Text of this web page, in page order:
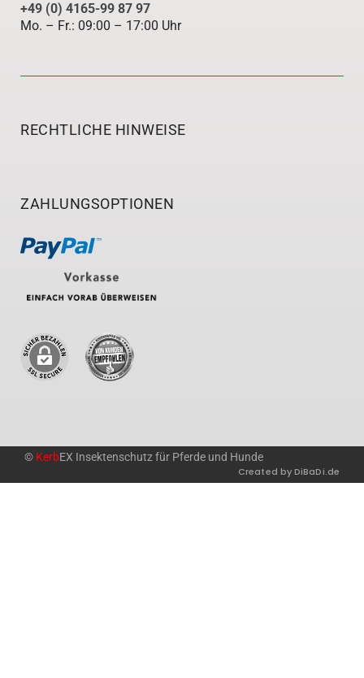
+49 (0) 4165-99 87 97
Mo. – Fr.: 09:00 – 17:00 Uhr
ZAHLUNGSOPTIONEN
RECHTLICHE HINWEISE
© KerbEX Insektenschutz für Pferde und Hunde
Created by DiBaDi.de